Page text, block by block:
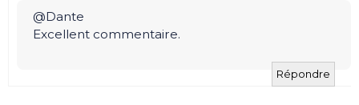
@Dante
Excellent commentaire.
Répondre